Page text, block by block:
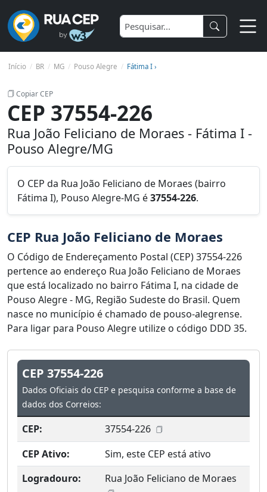
Início BR MG Pouso Alegre Fátima I ›
Copiar CEP
CEP 37554-226
Rua João Feliciano de Moraes - Fátima I -
Pouso Alegre/MG
O CEP da Rua João Feliciano de Moraes (bairro
Fátima I), Pouso Alegre-MG é37554-226.
CEP Rua João Feliciano de Moraes
O Código de Endereçamento Postal (CEP) 37554-226
pertence ao endereço Rua João Feliciano de Moraes
que está localizado no bairro Fátima I, na cidade de
Pouso Alegre - MG, Região Sudeste do Brasil. Quem
nasce no município é chamado de pouso-alegrense.
Para ligar para Pouso Alegre utilize o código DDD 35.
CEP 37554-226
Dados Oficiais do CEP e pesquisa conforme a base de
dados dos Correios:
CEP:
37554-226
CEP Ativo:
Sim, este CEP está ativo
Logradouro:
Rua João Feliciano de Moraes